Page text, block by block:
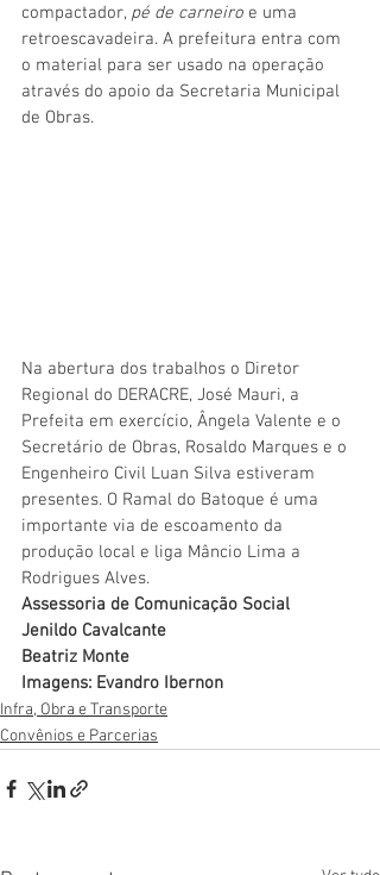
compactador, pé de carneiro e uma
retroescavadeira. A prefeitura entra com
o material para ser usado na operação
através do apoio da Secretaria Municipal
de Obras.
Na abertura dos trabalhos o Diretor
Regional do DERACRE, José Mauri, a
Prefeita em exercício, Ângela Valente e o
Secretário de Obras, Rosaldo Marques e o
Engenheiro Civil Luan Silva estiveram
presentes. O Ramal do Batoque é uma
importante via de escoamento da
produção local e liga Mâncio Lima a
Rodrigues Alves.
Assessoria de Comunicação Social
Jenildo Cavalcante
Beatriz Monte
Imagens: Evandro Ibernon
Infra, Obra e Transporte
Convênios e Parcerias